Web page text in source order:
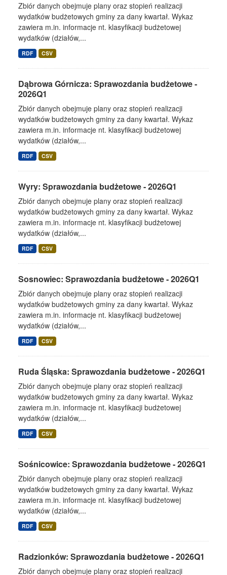
Zbiór danych obejmuje plany oraz stopień realizacji
wydatków budżetowych gminy za dany kwartał. Wykaz
zawiera m.in. informacje nt. klasyfikacji budżetowej
wydatków (działów,...
RDF CSV
Dąbrowa Górnicza: Sprawozdania budżetowe -
2026Q1
Zbiór danych obejmuje plany oraz stopień realizacji
wydatków budżetowych gminy za dany kwartał. Wykaz
zawiera m.in. informacje nt. klasyfikacji budżetowej
wydatków (działów,...
RDF CSV
Wyry: Sprawozdania budżetowe - 2026Q1
Zbiór danych obejmuje plany oraz stopień realizacji
wydatków budżetowych gminy za dany kwartał. Wykaz
zawiera m.in. informacje nt. klasyfikacji budżetowej
wydatków (działów,...
RDF CSV
Sosnowiec: Sprawozdania budżetowe - 2026Q1
Zbiór danych obejmuje plany oraz stopień realizacji
wydatków budżetowych gminy za dany kwartał. Wykaz
zawiera m.in. informacje nt. klasyfikacji budżetowej
wydatków (działów,...
RDF CSV
Ruda Śląska: Sprawozdania budżetowe - 2026Q1
Zbiór danych obejmuje plany oraz stopień realizacji
wydatków budżetowych gminy za dany kwartał. Wykaz
zawiera m.in. informacje nt. klasyfikacji budżetowej
wydatków (działów,...
RDF CSV
Sośnicowice: Sprawozdania budżetowe - 2026Q1
Zbiór danych obejmuje plany oraz stopień realizacji
wydatków budżetowych gminy za dany kwartał. Wykaz
zawiera m.in. informacje nt. klasyfikacji budżetowej
wydatków (działów,...
RDF CSV
Radzionków: Sprawozdania budżetowe - 2026Q1
Zbiór danych obejmuje plany oraz stopień realizacji